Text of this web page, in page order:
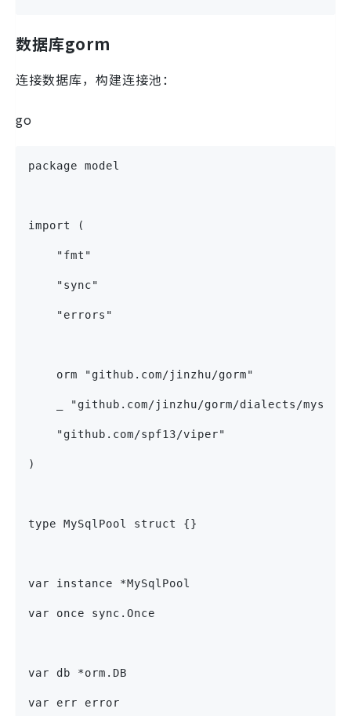
数据库gorm
连接数据库，构建连接池：
go
package model
import (
    "fmt"
    "sync"
    "errors"
    orm "github.com/jinzhu/gorm"
    _ "github.com/jinzhu/gorm/dialects/mysql"
    "github.com/spf13/viper"
)
type MySqlPool struct {}
var instance *MySqlPool
var once sync.Once
var db *orm.DB
var err error